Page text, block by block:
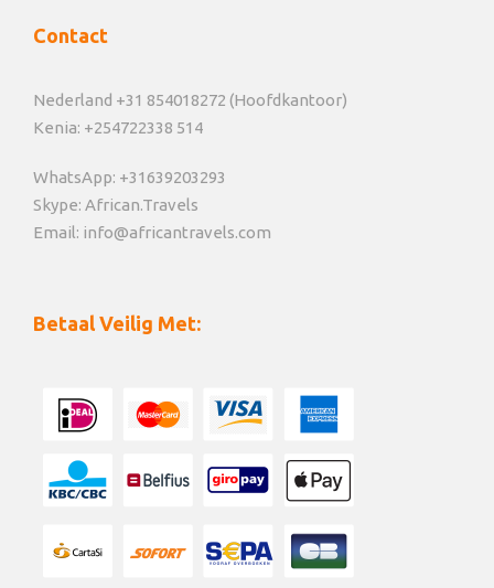
Contact
Nederland +31 854018272 (Hoofdkantoor)
Kenia: +254722338 514
WhatsApp: +31639203293
Skype: African.Travels
Email: info@africantravels.com
Betaal Veilig Met: